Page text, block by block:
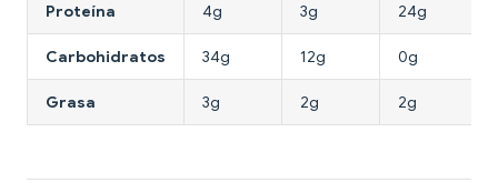
Proteína 4g 3g 24g
Carbohidratos 34g 12g 0g
Grasa 3g 2g 2g